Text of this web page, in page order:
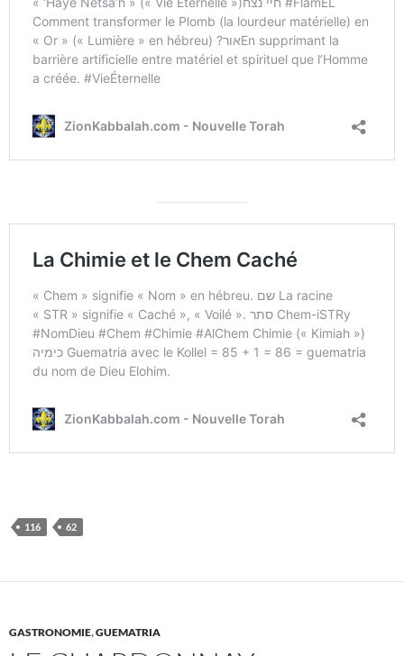
116 62
GASTRONOMIE,GUEMATRIA